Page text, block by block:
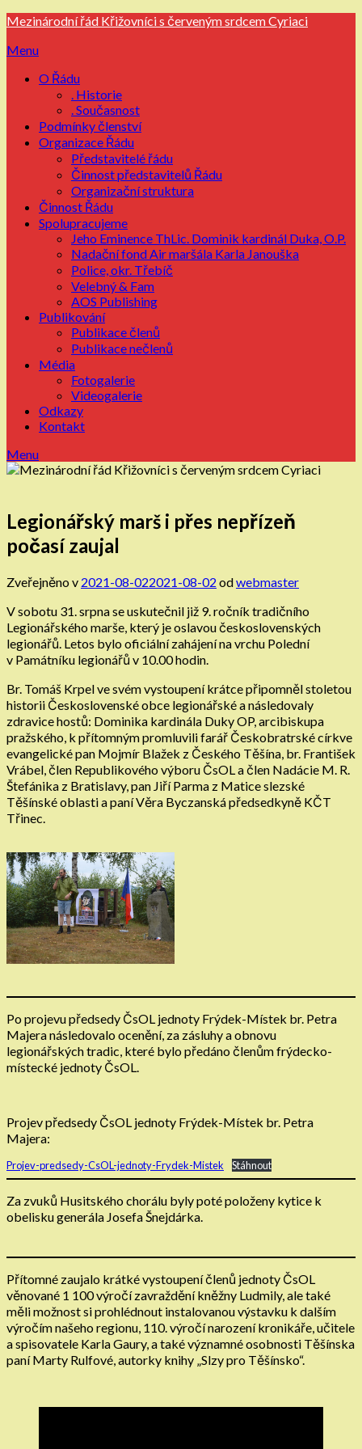
Přejdi
obsah
Mezinárodní řád Křižovníci s červeným srdcem Cyriaci
Menu
O Řádu
. Historie
. Současnost
Podmínky členství
Organizace Řádu
Představitelé řádu
Činnost představitelů Řádu
Organizační struktura
Činnost Řádu
Spolupracujeme
Jeho Eminence ThLic. Dominik kardinál Duka, O.P.
Nadační fond Air maršála Karla Janouška
Police, okr. Třebíč
Velebný & Fam
AOS Publishing
Publikování
Publikace členů
Publikace nečlenů
Média
Fotogalerie
Videogalerie
Odkazy
Kontakt
Menu
Legionářský marš i přes nepřízeň
počasí zaujal
Zveřejněno v 2021-08-022021-08-02 odwebmaster
V sobotu 31. srpna se uskutečnil již 9. ročník tradičního
Legionářského marše, který je oslavou československých
legionářů. Letos bylo oficiální zahájení na vrchu Polední
v Památníku legionářů v 10.00 hodin.
Br. Tomáš Krpel ve svém vystoupení krátce připomněl stoletou
historii Československé obce legionářské a následovaly
zdravice hostů: Dominika kardinála Duky OP, arcibiskupa
pražského, k přítomným promluvili farář Českobratrské církve
evangelické pan Mojmír Blažek z Českého Těšína, br. František
Vrábel, člen Republikového výboru ČsOL a člen Nadácie M. R.
Štefánika z Bratislavy, pan Jiří Parma z Matice slezské
Těšínské oblasti a paní Věra Byczanská předsedkyně KČT
Třinec.
Po projevu předsedy ČsOL jednoty Frýdek-Místek br. Petra
Majera následovalo ocenění, za zásluhy a obnovu
legionářských tradic, které bylo předáno členům frýdecko-
místecké jednoty ČsOL.
Projev předsedy ČsOL jednoty Frýdek-Místek br. Petra
Majera:
Projev-predsedy-CsOL-jednoty-Frydek-Mistek Stáhnout
Za zvuků Husitského chorálu byly poté položeny kytice k
obelisku generála Josefa Šnejdárka.
Přítomné zaujalo krátké vystoupení členů jednoty ČsOL
věnované 1 100 výročí zavraždění kněžny Ludmily, ale také
měli možnost si prohlédnout instalovanou výstavku k dalším
výročím našeho regionu, 110. výročí narození kronikáře, učitele
a spisovatele Karla Gaury, a také významné osobnosti Těšínska
paní Marty Rulfové, autorky knihy „Slzy pro Těšínsko“.